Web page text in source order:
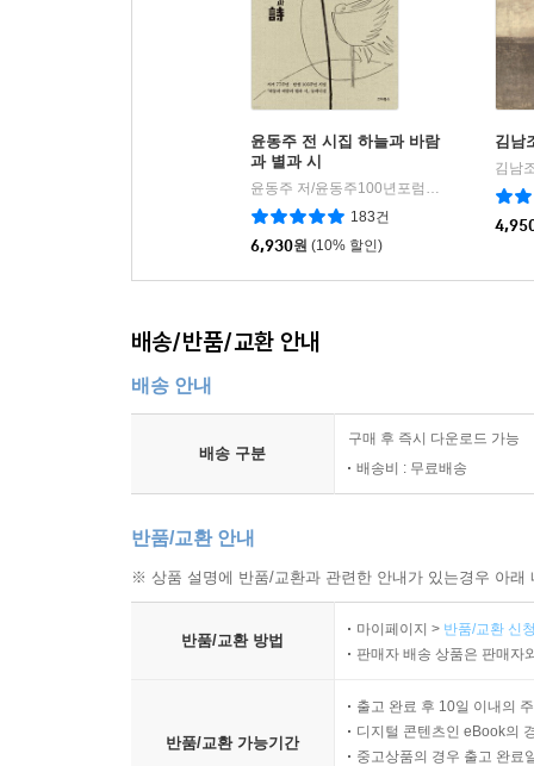
윤동주 전 시집 하늘과 바람
과 별과 시
스타북스
183건
6,930원 (10% 할인)
김남
김남
배송/반품/교환 안내
배송 안내
배송 구분
구매 후 즉시 다운로드 가능
배송비 : 무료배송
반품/교환 안내
※ 상품 설명에 반품/교환과 관련한 안내가 있는경우 아
반품/교환 방법
마이페이지 > 반품/교환 신
판매자 배송 상품은 판매자
반품/교환 가능기간
출고 완료 후 10일 이내의
디지털 콘텐츠인 eBook의
중고상품의 경우 출고 완료